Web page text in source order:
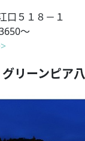
口５１８－１
～
リーンピア